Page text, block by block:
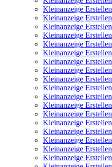
Kleinanzeige Erstellen
Kleinanzeige Erstellen
Kleinanzeige Erstellen
Kleinanzeige Erstellen
Kleinanzeige Erstellen
Kleinanzeige Erstellen
Kleinanzeige Erstellen
Kleinanzeige Erstellen
Kleinanzeige Erstellen
Kleinanzeige Erstellen
Kleinanzeige Erstellen
Kleinanzeige Erstellen
Kleinanzeige Erstellen
Kleinanzeige Erstellen
Kleinanzeige Erstellen
Kleinanzeige Erstellen
Kleinanzeige Erstellen
Kleinanzeige Erstellen